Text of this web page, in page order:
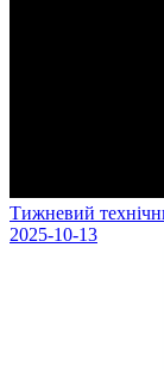
Тижневий
2025-10-13